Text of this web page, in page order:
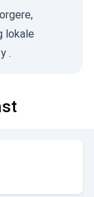
lokale
.